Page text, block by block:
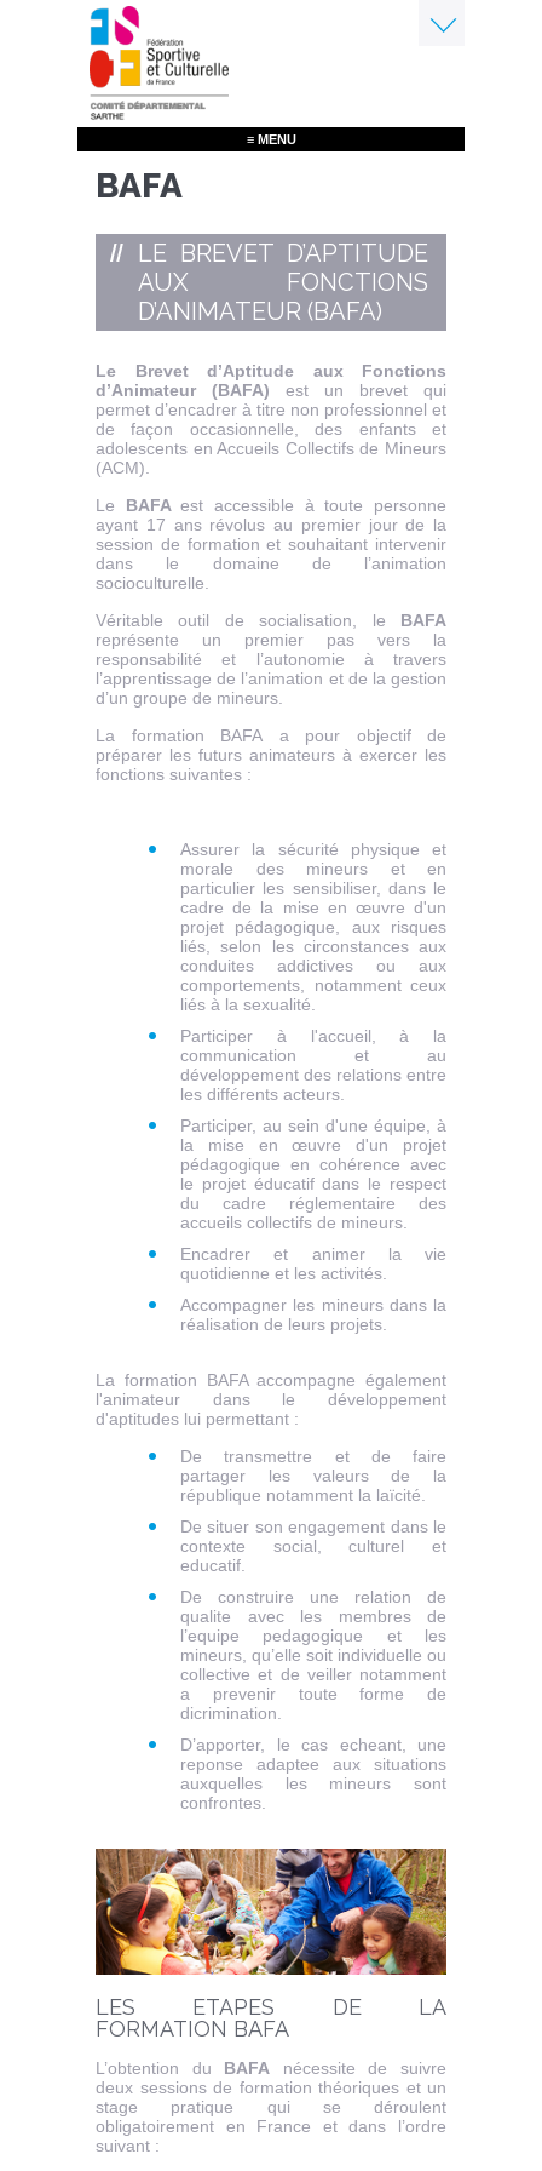
Aller
au
contenu
principal
≡ MENU
BAFA
LE BREVET D’APTITUDE
AUX FONCTIONS
D’ANIMATEUR (BAFA)
Le Brevet d’Aptitude aux Fonctions
d’Animateur (BAFA) est un brevet qui
permet d’encadrer à titre non professionnel et
de façon occasionnelle, des enfants et
adolescents en Accueils Collectifs de Mineurs
(ACM).
Le BAFAest accessible à toute personne
ayant 17 ans révolus au premier jour de la
session de formation et souhaitant intervenir
dans le domaine de l’animation
socioculturelle.
Véritable outil de socialisation, le BAFA
représente un premier pas vers la
responsabilité et l’autonomie à travers
l’apprentissage de l’animation et de la gestion
d’un groupe de mineurs.
La formation
BAFA a pour objectif de
préparer les futurs animateurs à exercer les
fonctions suivantes :
Assurer la sécurité physique et
morale des mineurs et en
particulier les sensibiliser, dans le
cadre de la mise en œuvre d'un
projet pédagogique, aux risques
liés, selon les circonstances aux
conduites addictives ou aux
comportements, notamment ceux
liés à la sexualité.
Participer à l'accueil, à la
communication et au
développement des relations entre
les différents acteurs.
Participer, au sein d'une équipe, à
la mise en œuvre d'un projet
pédagogique en cohérence avec
le projet éducatif dans le respect
du cadre réglementaire des
accueils collectifs de mineurs.
Encadrer et animer la vie
quotidienne et les activités.
Accompagner les mineurs dans la
réalisation de leurs projets.
La formation BAFA accompagne également
l'animateur dans le développement
d'aptitudes lui permettant :
De transmettre et de faire
partager les valeurs de la
république notamment la laïcité.
De situer son engagement dans le
contexte social, culturel et
educatif.
De construire une relation de
qualite avec les membres de
l’equipe pedagogique et les
mineurs, qu’elle soit individuelle ou
collective et de veiller notamment
a prevenir toute forme de
dicrimination.
D’apporter, le cas echeant, une
reponse adaptee aux situations
auxquelles les mineurs sont
confrontes.
LES ETAPES DE LA
FORMATION BAFA
L’obtention du BAFA nécessite de suivre
deux sessions de formation théoriques et un
stage pratique qui se déroulent
obligatoirement en France et dans l’ordre
suivant :